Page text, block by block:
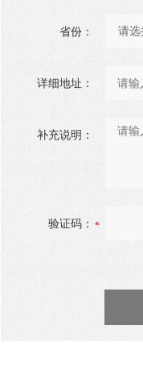
省份：
详细地址：
补充说明：
验证码：